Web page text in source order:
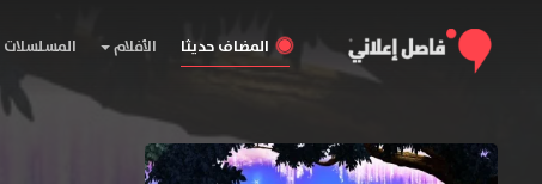
المضاف حديثا الأفلام المسلسلات